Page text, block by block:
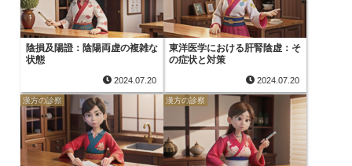
陰損及陽證：陰陽両虚の複雑な
状態
2024.07.20
東洋医学における肝腎陰虚：そ
の症状と対策
2024.07.20
漢方の診察 漢方の診察